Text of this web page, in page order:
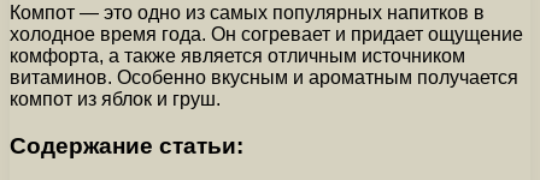
Компот — это одно из самых популярных напитков в
холодное время года. Он согревает и придает ощущение
комфорта, а также является отличным источником
витаминов. Особенно вкусным и ароматным получается
компот из яблок и груш.
Содержание статьи: